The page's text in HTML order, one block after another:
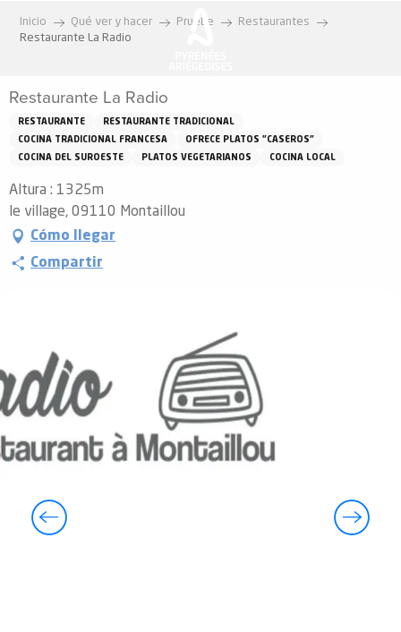
Inicio Qué ver y hacer Pruebe
Restaurantes
Restaurante La Radio
Restaurante La Radio
RESTAURANTE
RESTAURANTE TRADICIONAL
COCINA TRADICIONAL FRANCESA
OFRECE PLATOS "CASEROS"
COCINA DEL SUROESTE
PLATOS VEGETARIANOS COCINA LOCAL
Altura : 1325m
le village, 09110 Montaillou
Cómo llegar
Compartir